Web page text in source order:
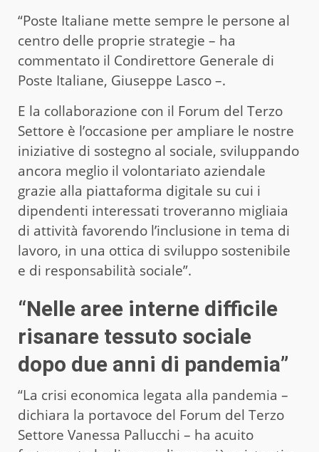
“Poste Italiane mette sempre le persone al
centro delle proprie strategie – ha
commentato il Condirettore Generale di
Poste Italiane, Giuseppe Lasco –.
E la collaborazione con il Forum del Terzo
Settore è l’occasione per ampliare le nostre
iniziative di sostegno al sociale, sviluppando
ancora meglio il volontariato aziendale
grazie alla piattaforma digitale su cui i
dipendenti interessati troveranno migliaia
di attività favorendo l’inclusione in tema di
lavoro, in una ottica di sviluppo sostenibile
e di responsabilità sociale”.
“Nelle aree interne difficile
risanare tessuto sociale
dopo due anni di pandemia”
“La crisi economica legata alla pandemia –
dichiara la portavoce del Forum del Terzo
Settore Vanessa Pallucchi – ha acuito